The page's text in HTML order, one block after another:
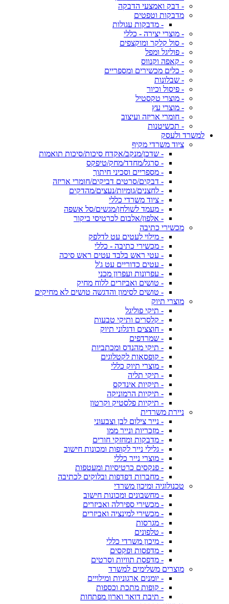
- דבק ואמצעי הדבקה
מדבקות וטפטים
- מדבקות עגולות
- מוצרי יצירה - כללי
- סול קלקר ומוקצפים
- פוליגל ומפל
- קאפה וקנווס
- כלים מכשירים ומספריים
- שבלונות
- פיסול וכיור
- מוצרי טקסטיל
- מוצרי עץ
- חומרי אריזה ועיצוב
- תכשיטנות
למשרד ולעסק
ציוד משרדי מקיף
- שדכן/מנקב/אקדח סיכות/סיכות תואמות
- סרגל/מחדד/מחק/טיפקס
- מספריים וסכיני חיתוך
- דבקים/סרטים דביקים/חומרי אריזה
- לחצנים/גומיות/נעצים/מהדקים
- ציוד משרדי כללי
- מעמד לשולחן/מגשים/סל אשפה
- אלפון/אלבום לכרטיסי ביקור
מכשירי כתיבה
- מילוי לעטים עט לדלפק
- מכשירי כתיבה - כללי
- עטי ראש בלבד עטים ראש סיכה
- עטים כדוריים עט ג'ל
- עפרונות ועפרון מכני
- טושים ואביזרים ללוח מחיק
- טושים לסימון והדגשה טושים לא מחיקים
מוצרי תיוק
- תיקי פוליגל
- קלסרים ותיקי טבעות
- חוצצים ודגלוני תיוק
- שמרדפים
- תיקי מהנדס ומכתביות
- קופסאות לקטלוגים
- מוצרי תיוק כללי
- תיקי תליה
- תיקיות אינדקס
- תיקיות הרמוניקה
- תיקיות פלסטיק וקרטון
ניירת משרדית
- נייר צילום לבן וצבעוני
- מזכריות ונייר ממו
- מדבקות ומחזקי חורים
- גלילי נייר לקופות ומכונות חישוב
- מוצרי נייר כללי
- פנקסים כרטיסיות ומעטפות
- מחברות דפדפות ובלוקים לכתיבה
טכנולוגיה ומיכון משרדי
- מחשבונים ומכונות חישוב
- מכשירי ספירלה ואביזרים
- מכשירי למינציה ואביזרים
- מגרסות
- טלפונים
- מיכון משרדי כללי
- מדפסות ופקסים
- מדפסת תוויות וסרטים
מוצרים משלימים למשרד
- יומנים ארגוניות ומילויים
- קופות מתכת וכספות
- תיבת דואר וארון מפתחות